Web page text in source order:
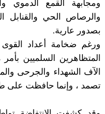
ومجابهة القمع الدموي
والرصاص الحي والقنابل
بصدور عارية.
ورغم ضخامة أعداد القوى
المتظاهرين السلميين
الآف الشهداء والجرحى
تصمد ، وإنما حافظت على